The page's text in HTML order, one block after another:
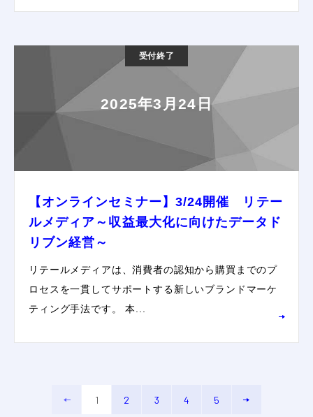
受付終了
2025年3月24日
【オンラインセミナー】3/24開催 リテー
ルメディア～収益最大化に向けたデータド
リブン経営～
リテールメディアは、消費者の認知から購買までのプ
ロセスを一貫してサポートする新しいブランドマーケ
ティング手法です。 本...
1 2 3 4 5